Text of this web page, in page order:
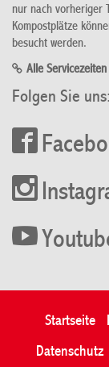
nur nach vorheriger
Kompostplätze
besucht werden.
Alle Servicezeiten
Folgen Sie uns:
Startseite
Datenschutz